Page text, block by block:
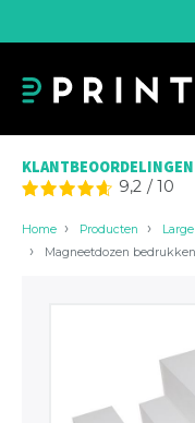
KLANTBEOORDELINGEN
9,2 /10
Home Producten
Magneetdozen bedrukken